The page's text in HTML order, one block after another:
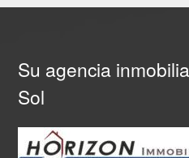
Su agencia
Sol